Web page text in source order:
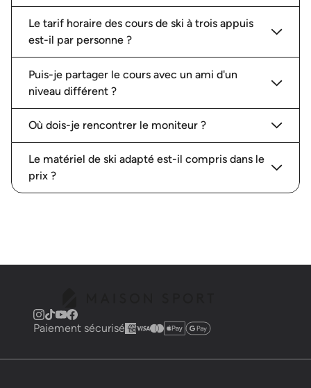
Le tarif horaire des cours de ski à trois appuis
est-il par personne ?
Puis-je partager le cours avec un ami d'un
niveau différent ?
Où dois-je rencontrer le moniteur ?
Le matériel de ski adapté est-il compris dans le
prix ?
Paiement sécurisé